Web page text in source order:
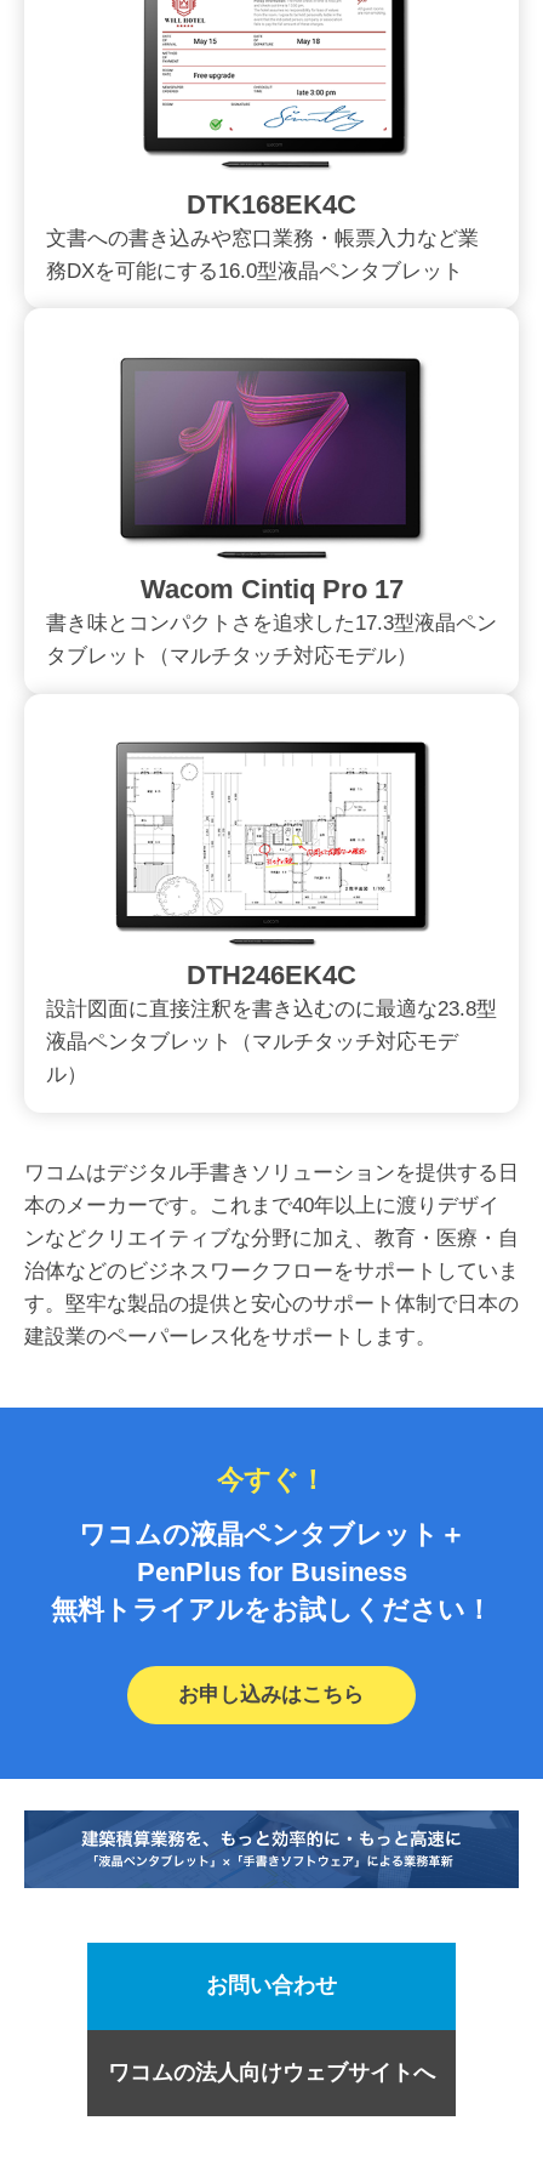
DTK168EK4C
文書への書き込みや窓口業務・帳票入力など業
務DXを可能にする16.0型液晶ペンタブレット
Wacom Cintiq Pro 17
書き味とコンパクトさを追求した17.3型液晶ペン
タブレット（マルチタッチ対応モデル）
DTH246EK4C
設計図面に直接注釈を書き込むのに最適な23.8型
液晶ペンタブレット（マルチタッチ対応モデ
ル）
ワコムはデジタル手書きソリューションを提供する日
本のメーカーです。これまで40年以上に渡りデザイ
ンなどクリエイティブな分野に加え、教育・医療・自
治体などのビジネスワークフローをサポートしていま
す。堅牢な製品の提供と安心のサポート体制で日本の
建設業のペーパーレス化をサポートします。
今すぐ！
ワコムの液晶ペンタブレット＋
PenPlus for Business
無料トライアルをお試しください！
お申し込みはこちら
お問い合わせ
ワコムの法人向けウェブサイトへ